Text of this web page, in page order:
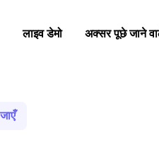
लाइव डेमो अक्सर पूछे जाने